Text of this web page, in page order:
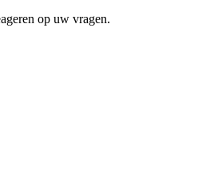
op uw vragen.